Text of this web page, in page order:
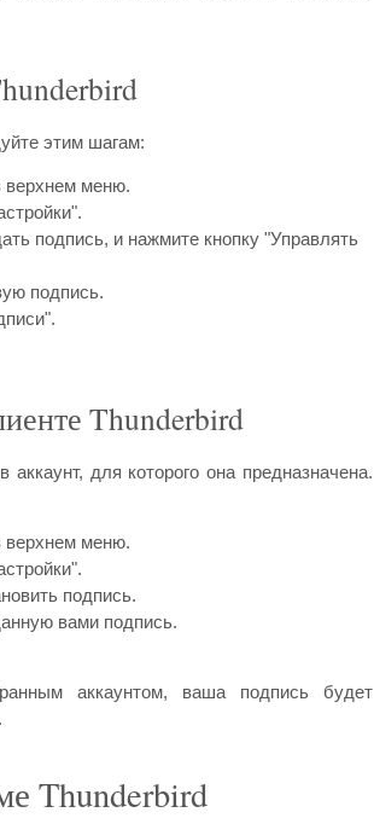
этим шагам:
верхнем меню.
подпись, и нажмите кнопку "Управлять
подпись.
Thunderbird
для которого она предназначена.
верхнем меню.
подпись.
вами подпись.
аккаунтом, ваша подпись будет
Thunderbird